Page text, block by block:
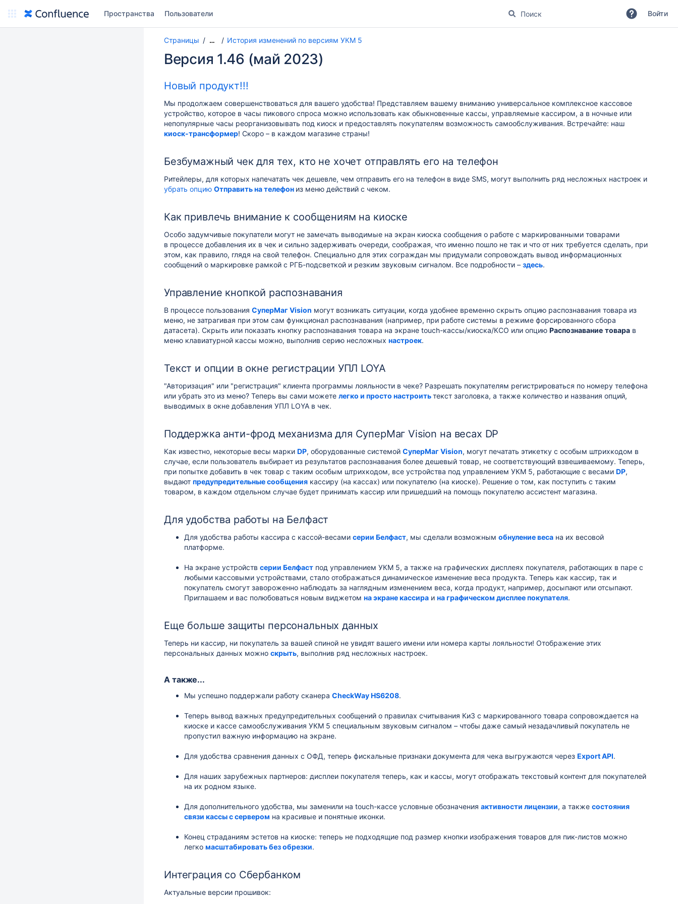
Пространства Пользователи Войти
Страницы … История изменений по версиям УКМ 5
Версия 1.46 (май 2023)
Новый продукт!!!
Мы продолжаем совершенствоваться для вашего удобства! Представляем вашему вниманию универсальное комплексное кассовое
устройство, которое в часы пикового спроса можно использовать как обыкновенные кассы, управляемые кассиром, а в ночные или
непопулярные часы реорганизовывать под киоск и предоставлять покупателям возможность самообслуживания. Встречайте: наш
киоск-трансформер! Скоро – в каждом магазине страны!
Безбумажный чек для тех, кто не хочет отправлять его на телефон
Ритейлеры, для которых напечатать чек дешевле, чем отправить его на телефон в виде SMS, могут выполнить ряд несложных настроек и
убрать опцию Отправить на телефон из меню действий с чеком.
Как привлечь внимание к сообщениям на киоске
Особо задумчивые покупатели могут не замечать выводимые на экран киоска сообщения о работе с маркированными товарами
в процессе добавления их в чек и сильно задерживать очереди, соображая, что именно пошло не так и что от них требуется сделать, при
этом, как правило, глядя на свой телефон. Специально для этих сограждан мы придумали сопровождать вывод информационных
сообщений о маркировке рамкой с РГБ-подсветкой и резким звуковым сигналом. Все подробности – здесь.
Управление кнопкой распознавания
В процессе пользования СуперМаг Vision могут возникать ситуации, когда удобнее временно скрыть опцию распознавания товара из
меню, не затрагивая при этом сам функционал распознавания (например, при работе системы в режиме форсированного сбора
датасета). Скрыть или показать кнопку распознавания товара на экране touch-кассы/киоска/КСО или опцию Распознавание товара в
меню клавиатурной кассы можно, выполнив серию несложных настроек.
Текст и опции в окне регистрации УПЛ LOYA
"Авторизация" или "регистрация" клиента программы лояльности в чеке? Разрешать покупателям регистрироваться по номеру телефона
или убрать это из меню? Теперь вы сами можете легко и просто настроитьтекст заголовка, а также количество и названия опций,
выводимых в окне добавления УПЛ LOYA в чек.
Поддержка анти-фрод механизма для СуперМаг Vision на весах DP
Как известно, некоторые весы марки DP, оборудованные системой СуперМаг Vision, могут печатать этикетку с особым штрихкодом в
случае, если пользователь выбирает из результатов распознавания более дешевый товар, не соответствующий взвешиваемому. Теперь,
при попытке добавить в чек товар с таким особым штрихкодом, все устройства под управлением УКМ 5, работающие с весами DP,
выдают предупредительные сообщения кассиру (на кассах) или покупателю (на киоске). Решение о том, как поступить с таким
товаром, в каждом отдельном случае будет принимать кассир или пришедший на помощь покупателю ассистент магазина.
Для удобства работы на Белфаст
Для удобства работы кассира с кассой-весами серии Белфаст, мы сделали возможным обнуление веса на их весовой
платформе.
На экране устройств серии Белфаст под управлением УКМ 5, а также на графических дисплеях покупателя, работающих в паре с
любыми кассовыми устройствами, стало отображаться динамическое изменение веса продукта. Теперь как кассир, так и
покупатель смогут завороженно наблюдать за наглядным изменением веса, когда продукт, например, досыпают или отсыпают.
Приглашаем и вас полюбоваться новым виджетом на экране кассира и на графическом дисплее покупателя.
Еще больше защиты персональных данных
Теперь ни кассир, ни покупатель за вашей спиной не увидят вашего имени или номера карты лояльности! Отображение этих
персональных данных можно скрыть, выполнив ряд несложных настроек.
А также...
Мы успешно поддержали работу сканера CheckWay HS6208.
Теперь вывод важных предупредительных сообщений о правилах считывания КиЗ с маркированного товара сопровождается на
киоске и кассе самообслуживания УКМ 5 специальным звуковым сигналом – чтобы даже самый незадачливый покупатель не
пропустил важную информацию на экране.
Для удобства сравнения данных с ОФД, теперь фискальные признаки документа для чека выгружаются через Export API.
Для наших зарубежных партнеров: дисплеи покупателя теперь, как и кассы, могут отображать текстовый контент для покупателей
на их родном языке.
Для дополнительного удобства, мы заменили на touch-кассе условные обозначения активности лицензии, а также состояния
связи кассы с сервером на красивые и понятные иконки.
Конец страданиям эстетов на киоске: теперь не подходящие под размер кнопки изображения товаров для пик-листов можно
легко масштабировать без обрезки.
Интеграция со Сбербанком
Актуальные версии прошивок: